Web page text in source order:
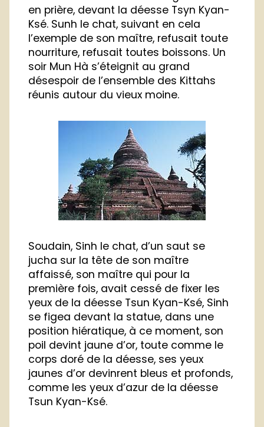
en prière, devant la déesse Tsyn Kyan-
Ksé. Sunh le chat, suivant en cela
l’exemple de son maître, refusait toute
nourriture, refusait toutes boissons. Un
soir Mun Hà s’éteignit au grand
désespoir de l’ensemble des Kittahs
réunis autour du vieux moine.
Soudain, Sinh le chat, d’un saut se
jucha sur la tête de son maître
affaissé, son maître qui pour la
première fois, avait cessé de fixer les
yeux de la déesse Tsun Kyan-Ksé, Sinh
se figea devant la statue, dans une
position hiératique, à ce moment, son
poil devint jaune d’or, toute comme le
corps doré de la déesse, ses yeux
jaunes d’or devinrent bleus et profonds,
comme les yeux d’azur de la déesse
Tsun Kyan-Ksé.